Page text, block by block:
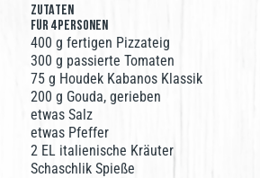
ZUTATEN
FÜR 4 Personen
400 g fertigen Pizzateig
300 g passierte Tomaten
75 g Houdek Kabanos Klassik
200 g Gouda, gerieben
etwas Salz
etwas Pfeffer
2 EL italienische Kräuter
Schaschlik Spieße